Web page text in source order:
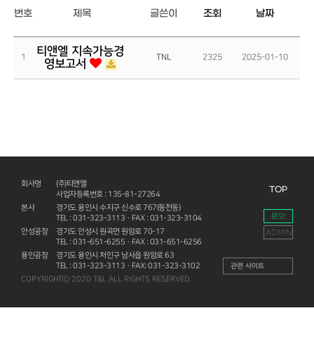
번호 제목 글쓴이 조회 날짜
1
티앤엘 지속가능경
영보고서
TNL 2325 2025-01-10
회사명
(주)티앤엘
사업자등록번호 : 135-81-27264
본사
경기도 용인시 수지구 신수로 767(동천동)
TEL : 031-323-3113 · FAX : 031-323-3104
안성공장
경기도 안성시 원곡면 원암로 70-17
TEL : 031-651-6255 · FAX : 031-651-6256
용인공장
경기도 용인시 처인구 남사읍 원암로 63
TEL : 031-323-3113 · FAX: 031-323-3102
COPYRIGHTⓒ 2020 T&L ALL RIGHTS RESERVED.
TOP
문의
ADMIN